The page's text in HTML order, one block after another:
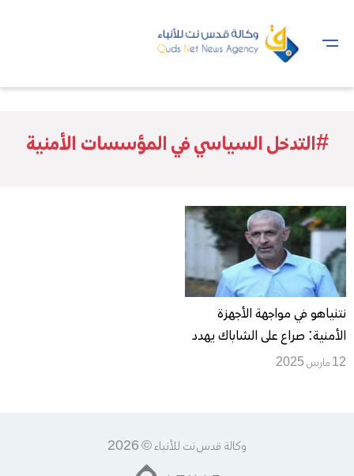
#التدخل السياسي في المؤسسات الأمنية
نتنياهو في مواجهة الأجهزة
الأمنية: صراع على الشاباك يهدد
استقرار إسرائيل
12 مارس 2025
وكالة قدس نت للأنباء © 2026